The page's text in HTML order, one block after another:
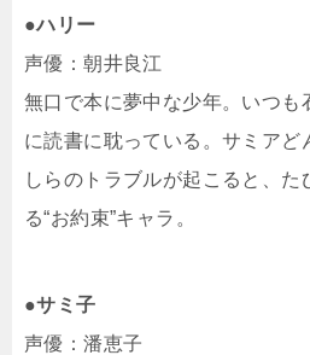
●ハリー
声優：朝井良江
無口で本に夢中な少年。いつも
に読書に耽っている。サミアど
しらのトラブルが起こると、た
る“お約束”キャラ。
●サミ子
声優：潘恵子